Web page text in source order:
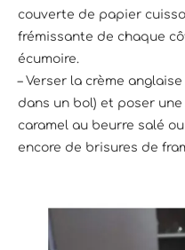
couverte de papier
frémissante de chaque
écumoire.
– Verser la crème
dans un bol) et poser
caramel au beurre salé
encore de brisures de